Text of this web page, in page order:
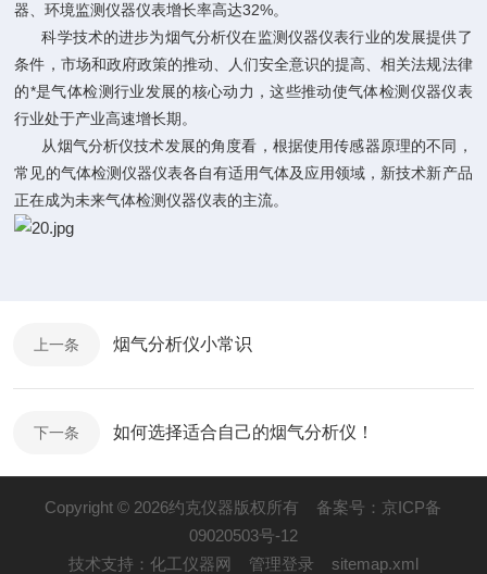
器、环境监测仪器仪表增长率高达32%。
科学技术的进步为烟气分析仪在监测仪器仪表行业的发展提供了
条件，市场和政府政策的推动、人们安全意识的提高、相关法规法律
的*是气体检测行业发展的核心动力，这些推动使气体检测仪器仪表
行业处于产业高速增长期。
从烟气分析仪技术发展的角度看，根据使用传感器原理的不同，
常见的气体检测仪器仪表各自有适用气体及应用领域，新技术新产品
正在成为未来气体检测仪器仪表的主流。
上一条 烟气分析仪小常识
下一条 如何选择适合自己的烟气分析仪！
Copyright © 2026约克仪器版权所有 备案号：京ICP备
09020503号-12
技术支持： 化工仪器网 管理登录 sitemap.xml